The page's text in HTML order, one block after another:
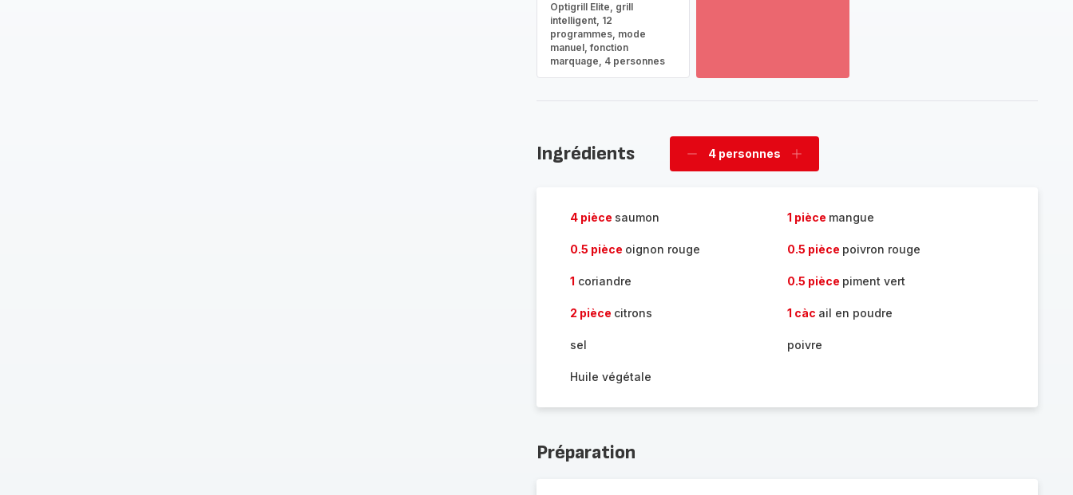
Optigrill Elite, grill
intelligent, 12
programmes, mode
manuel, fonction
marquage, 4 personnes
complète
Ingrédients
Supprimer
4 personnes
Ajouter
4 pièce saumon 1 pièce mangue
0.5 pièce oignon rouge 0.5 pièce poivron rouge
1 coriandre 0.5 pièce piment vert
2 pièce citrons 1 càc ail en poudre
sel poivre
Huile végétale
Préparation